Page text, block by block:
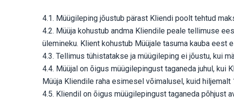
4.1. Müügileping jõustub pärast Kliendi poolt tehtud
4.2. Müüja kohustub andma Kliendile peale tellimuse
ülemineku. Klient kohustub Müüjale tasuma kauba eest
4.3. Tellimus tühistatakse ja müügileping ei jõustu, kui
4.4. Müüjal on õigus müügilepingust taganeda juhul,
Müüja Kliendile raha esimesel võimalusel, kuid
4.5. Kliendil on õigus müügilepingust taganeda põhjust